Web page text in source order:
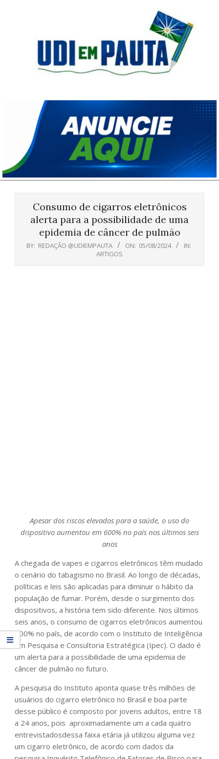
Pauta
Consumo de cigarros eletrônicos
alerta para a possibilidade de uma
epidemia de câncer de pulmão
BY: REDAÇÃO @UDIEMPAUTA ON: 05/08/2024
IN:
ARTIGOS
Apesar dos riscos elevados para a saúde, o uso do
dispositivo aumentou em 600% no país nos últimos seis
anos
A chegada de vapes e cigarros eletrônicos têm mudado
o cenário do tabagismo no Brasil. Ao longo de décadas,
políticas e leis são aplicadas para diminuir o hábito da
população de fumar. Porém, desde o surgimento dos
dispositivos, a história tem sido diferente. Nos últimos
seis anos, o consumo de cigarros eletrônicos aumentou
600% no país, de acordo com o Instituto de Inteligência
em Pesquisa e Consultoria Estratégica (Ipec). O dado é
um alerta para a possibilidade de uma epidemia de
câncer de pulmão no futuro.
A pesquisa do Instituto aponta quase três milhões de
usuários do cigarro eletrônico no Brasil e boa parte
desse público é composto por jovens adultos, entre 18
a 24 anos, pois aproximadamente um a cada quatro
entrevistadosdessa faixa etária já utilizou alguma vez
um cigarro eletrônico, de acordo com dados da